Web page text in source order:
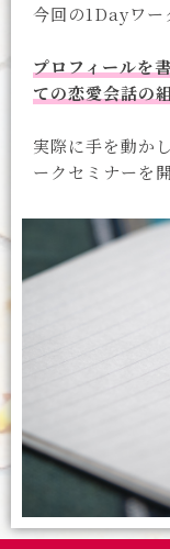
今回の1Dayワー
プロフィールを
ての恋愛会話の
実際に手を動か
ークセミナーを